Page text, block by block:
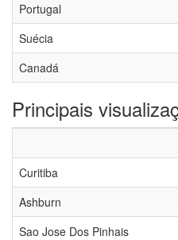
Portugal
Suécia
Canadá
Principais
Curitiba
Ashburn
Sao Jose Dos Pinhais